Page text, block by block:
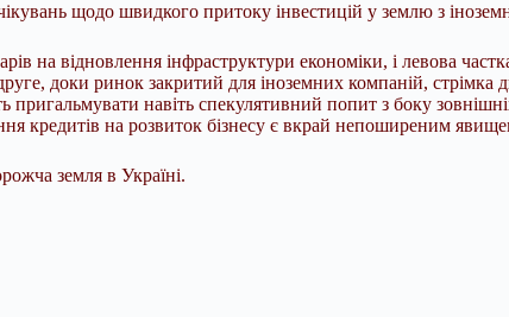
щодо швидкого притоку інвестицій у землю з
на відновлення інфраструктури економіки, і левова
доки ринок закритий для іноземних компаній,
навіть спекулятивний попит з боку
кредитів на розвиток бізнесу є вкрай непоширеним
земля в Україні.